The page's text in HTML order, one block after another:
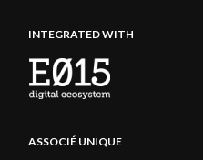
INTEGRATED WITH
ASSOCIÉ UNIQUE